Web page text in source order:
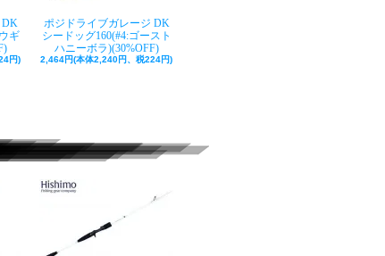
DK
ギ
円)
ポジドライブガレージ DK
シードッグ160(#4:ゴースト
ハニーボラ)(30%OFF)
2,464円(本体2,240円、税224円)